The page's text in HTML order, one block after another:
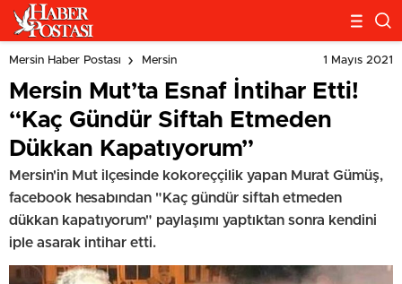
Mersin Haber Postası Mersin 1 Mayıs 2021
Mersin Mut’ta Esnaf İntihar Etti!
“Kaç Gündür Siftah Etmeden
Dükkan Kapatıyorum”
Mersin'in Mut ilçesinde kokoreççilik yapan Murat Gümüş,
facebook hesabından "Kaç gündür siftah etmeden
dükkan kapatıyorum" paylaşımı yaptıktan sonra kendini
iple asarak intihar etti.